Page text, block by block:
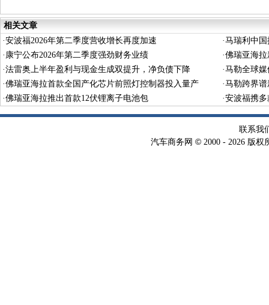
相关文章
·安波福2026年第二季度营收增长再度加速 ·马瑞利中
· 康宁公布2026年第二季度强劲财务业绩 ·佛瑞亚海
·法雷奥上半年盈利与现金生成双提升，净负债下降 ·马勒全球
·佛瑞亚海拉首款全国产化芯片前照灯控制器投入量产 ·马勒跨界
·佛瑞亚海拉推出首款12伏锂离子电池包 ·安波福携
联系我
汽车商务网 © 2000 - 2026 版权